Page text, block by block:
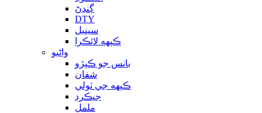
ڳنڍڻ
DTY
سينيل
ڪپهه لائڪرا
واڻيو
بانس جو ڪپڙو
شفان
ڪپهه جي ٽولي
جيڪرڊ
ململ